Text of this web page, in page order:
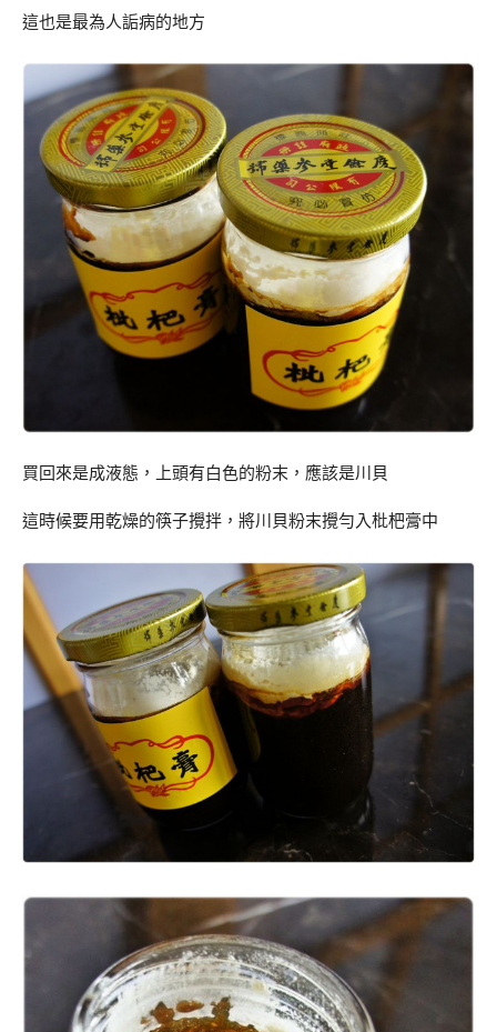
這也是最為人詬病的地方
買回來是成液態，上頭有白色的粉末，應該是川貝
這時候要用乾燥的筷子攪拌，將川貝粉末攪勻入枇杷膏中